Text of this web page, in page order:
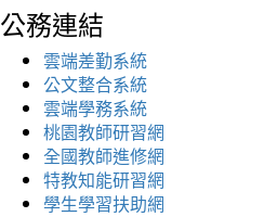
公務連結
雲端差勤系統
公文整合系統
雲端學務系統
桃園教師研習網
全國教師進修網
特教知能研習網
學生學習扶助網